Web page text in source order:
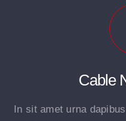
Cable
In sit amet urna